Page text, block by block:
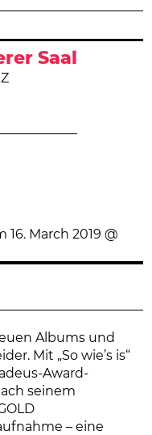
Saal
Albums und
Mit „So wie’s is“
Award-
seinem
– eine